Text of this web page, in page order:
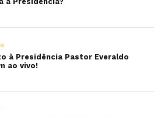
à Presidência Pastor Everaldo
ao vivo!